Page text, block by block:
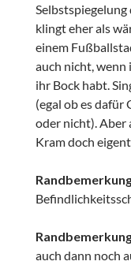
klingt eher als
einem
auch nicht, wenn
ihr Bock habt.
(egal ob es
oder nicht). Aber
Kram doch
auch dann noch